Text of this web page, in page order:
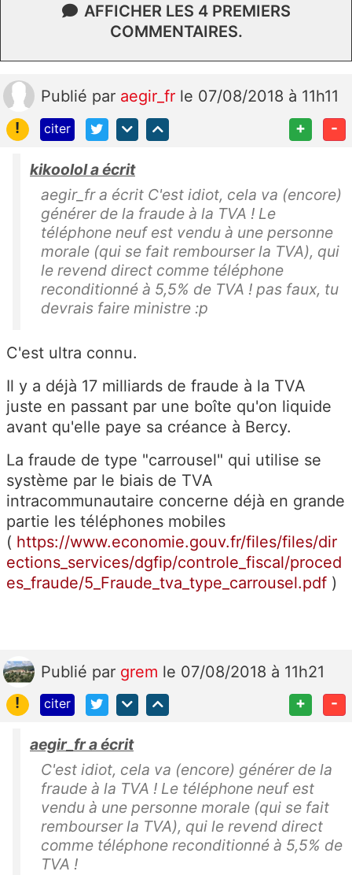
AFFICHER LES 4 PREMIERS
COMMENTAIRES.
Publié par aegir_fr le 07/08/2018 à 11h11
!
citer + -
kikoolol a écrit
aegir_fr a écrit C'est idiot, cela va (encore)
générer de la fraude à la TVA ! Le
téléphone neuf est vendu à une personne
morale (qui se fait rembourser la TVA), qui
le revend direct comme téléphone
reconditionné à 5,5% de TVA ! pas faux, tu
devrais faire ministre :p
C'est ultra connu.
Il y a déjà 17 milliards de fraude à la TVA
juste en passant par une boîte qu'on liquide
avant qu'elle paye sa créance à Bercy.
La fraude de type "carrousel" qui utilise se
système par le biais de TVA
intracommunautaire concerne déjà en grande
partie les téléphones mobiles
( https://www.economie.gouv.fr/files/files/dir
ections_services/dgfip/controle_fiscal/proced
es_fraude/5_Fraude_tva_type_carrousel.pdf )
Publié par grem le 07/08/2018 à 11h21
!
citer + -
aegir_fr a écrit
C'est idiot, cela va (encore) générer de la
fraude à la TVA ! Le téléphone neuf est
vendu à une personne morale (qui se fait
rembourser la TVA), qui le revend direct
comme téléphone reconditionné à 5,5% de
TVA !